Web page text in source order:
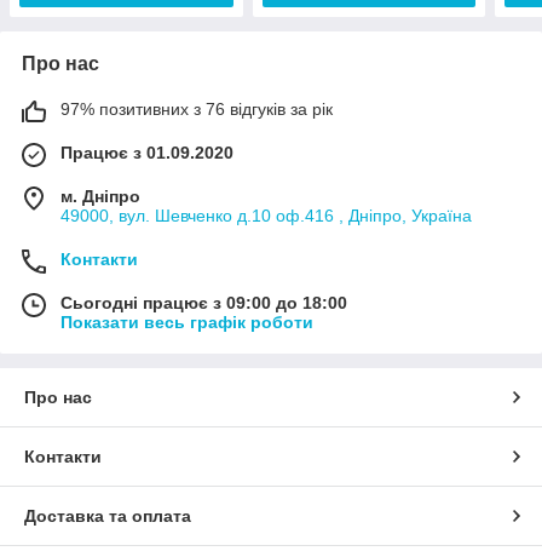
Про нас
97% позитивних з 76 відгуків за рік
Працює з 01.09.2020
м. Дніпро
49000, вул. Шевченко д.10 оф.416 , Дніпро, Україна
Контакти
Сьогодні працює з 09:00 до 18:00
Показати весь графік роботи
Про нас
Контакти
Доставка та оплата